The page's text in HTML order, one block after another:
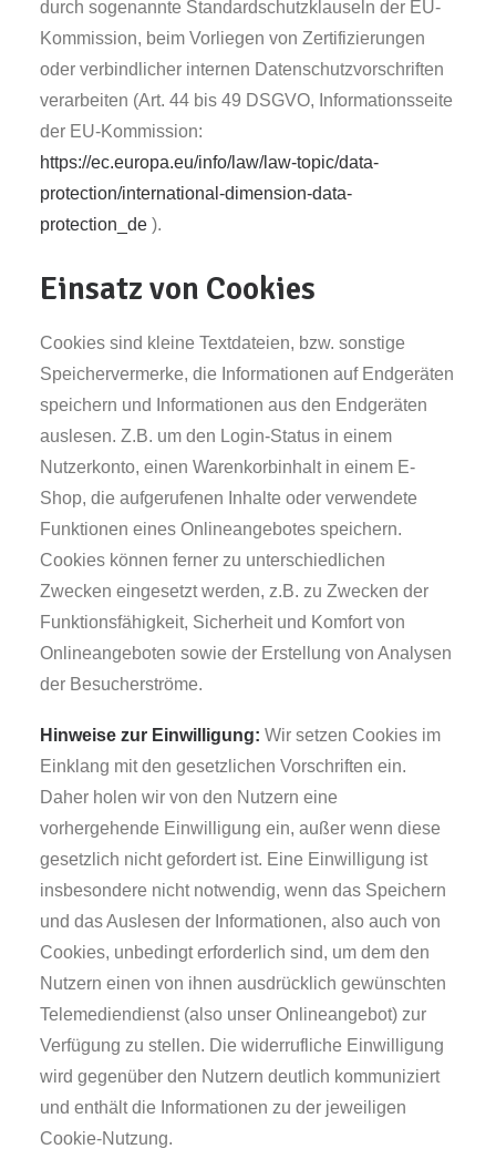
durch sogenannte Standardschutzklauseln der EU-
Kommission, beim Vorliegen von Zertifizierungen
oder verbindlicher internen Datenschutzvorschriften
verarbeiten (Art. 44 bis 49 DSGVO, Informationsseite
der EU-Kommission:
https://ec.europa.eu/info/law/law-topic/data-
protection/international-dimension-data-
protection_de ).
Einsatz von Cookies
Cookies sind kleine Textdateien, bzw. sonstige
Speichervermerke, die Informationen auf Endgeräten
speichern und Informationen aus den Endgeräten
auslesen. Z.B. um den Login-Status in einem
Nutzerkonto, einen Warenkorbinhalt in einem E-
Shop, die aufgerufenen Inhalte oder verwendete
Funktionen eines Onlineangebotes speichern.
Cookies können ferner zu unterschiedlichen
Zwecken eingesetzt werden, z.B. zu Zwecken der
Funktionsfähigkeit, Sicherheit und Komfort von
Onlineangeboten sowie der Erstellung von Analysen
der Besucherströme.
Hinweise zur Einwilligung: Wir setzen Cookies im
Einklang mit den gesetzlichen Vorschriften ein.
Daher holen wir von den Nutzern eine
vorhergehende Einwilligung ein, außer wenn diese
gesetzlich nicht gefordert ist. Eine Einwilligung ist
insbesondere nicht notwendig, wenn das Speichern
und das Auslesen der Informationen, also auch von
Cookies, unbedingt erforderlich sind, um dem den
Nutzern einen von ihnen ausdrücklich gewünschten
Telemediendienst (also unser Onlineangebot) zur
Verfügung zu stellen. Die widerrufliche Einwilligung
wird gegenüber den Nutzern deutlich kommuniziert
und enthält die Informationen zu der jeweiligen
Cookie-Nutzung.